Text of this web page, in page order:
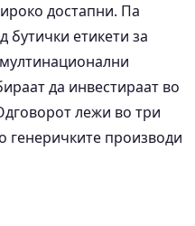
достапни. Па
бутички етикети за
да инвестираат во
лежи во три
генеричките производи